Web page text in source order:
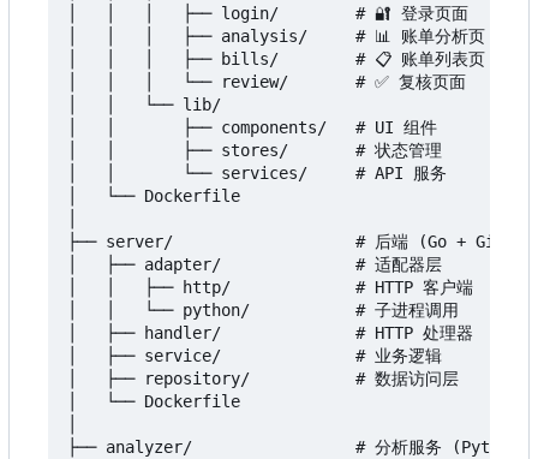
│   │   │   ├── login/        # 🔐 登录页面
│   │   │   ├── analysis/     # 📊 账单分析页
│   │   │   ├── bills/        # 📋 账单列表页
│   │   │   └── review/       # ✅ 复核页面
│   │   └── lib/
│   │       ├── components/   # UI 组件
│   │       ├── stores/       # 状态管理
│   │       └── services/     # API 服务
│   └── Dockerfile
├── server/                   # 后端 (Go + Gin)
│   ├── adapter/              # 适配器层
│   │   ├── http/             # HTTP 客户端
│   │   └── python/           # 子进程调用
│   ├── handler/              # HTTP 处理器
│   ├── service/              # 业务逻辑
│   ├── repository/           # 数据访问层
│   └── Dockerfile
├── analyzer/                 # 分析服务 (Python +